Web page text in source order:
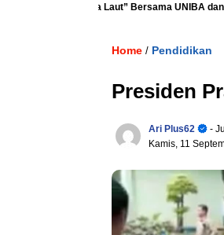
“Aku Cinta Laut” Bersama UNIBA dan
Home / Pendidikan
Presiden
Ari Plus62
-
Kamis, 11